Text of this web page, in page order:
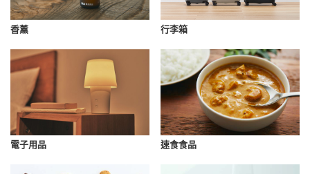
香薰 行李箱
電子用品 速食食品